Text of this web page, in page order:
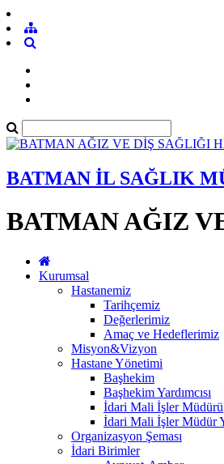
BATMAN İL SAĞLIK
BATMAN AĞIZ
Kurumsal
Hastanemiz
Tarihçemiz
Değerlerimiz
Amaç ve Hedeflerimiz
Misyon&Vizyon
Hastane Yönetimi
Başhekim
Başhekim Yardımcısı
İdari Mali İşler Müdürü
İdari Mali İşler Müdür
Organizasyon Şeması
İdari Birimler